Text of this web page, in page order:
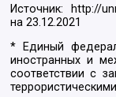
Источник: http://
на23.12.2021
* Единый
иностранных и
соответствии с